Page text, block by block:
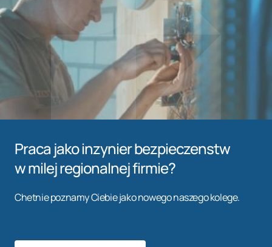
Praca jako inzynier bezpieczenstw
w milej regionalnej firmie?
Chetnie poznamy Ciebie jako nowego naszego kolege.